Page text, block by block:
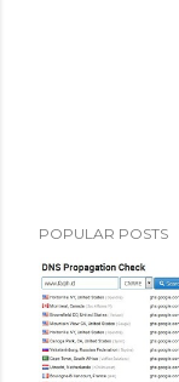
POPULAR POSTS